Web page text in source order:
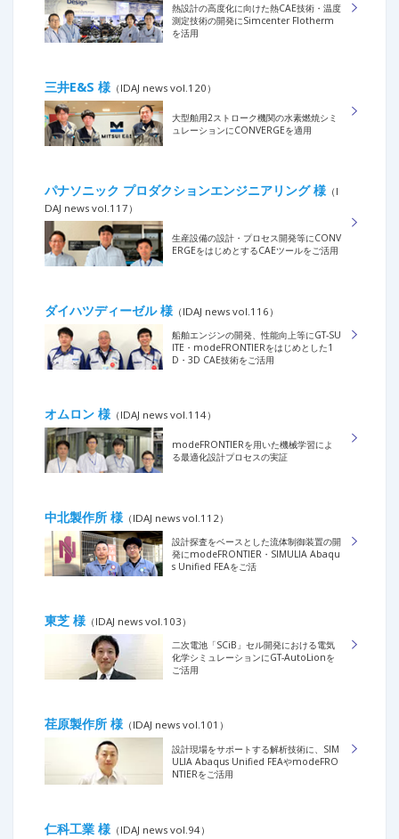
熱設計の高度化に向けた熱CAE技術・温度
測定技術の開発にSimcenter Flotherm
を活用
三井E&S 様 （IDAJ news vol.120）
大型舶用2ストローク機関の水素燃焼シミ
ュレーションにCONVERGEを適用
パナソニック プロダクションエンジニアリング 様 （I
DAJ news vol.117）
生産設備の設計・プロセス開発等にCONV
ERGEをはじめとするCAEツールをご活用
ダイハツディーゼル 様 （IDAJ news vol.116）
船舶エンジンの開発、性能向上等にGT-SU
ITE・modeFRONTIERをはじめとした1
D・3D CAE技術をご活用
オムロン 様 （IDAJ news vol.114）
modeFRONTIERを用いた機械学習によ
る最適化設計プロセスの実証
中北製作所 様 （IDAJ news vol.112）
設計探査をベースとした流体制御装置の開
発にmodeFRONTIER・SIMULIA Abaqu
s Unified FEAをご活
東芝 様 （IDAJ news vol.103）
二次電池「SCiB」セル開発における電気
化学シミュレーションにGT-AutoLionを
ご活用
荏原製作所 様 （IDAJ news vol.101）
設計現場をサポートする解析技術に、SIM
ULIA Abaqus Unified FEAやmodeFRO
NTIERをご活用
仁科工業 様（IDAJ news vol.94）